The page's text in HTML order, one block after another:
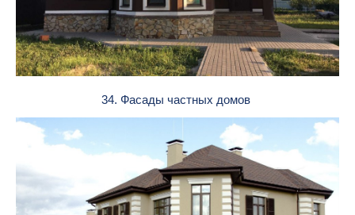
34. Фасады частных домов